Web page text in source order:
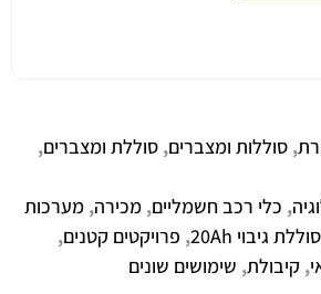
, סוללות ומצברים, סוללת ומצברים,
, כלי רכב חשמליים, מכירה, מערכות
סוללת גיבוי 20Ah , פרויקטים קטנים,
, קיבולת, שימושים שונים